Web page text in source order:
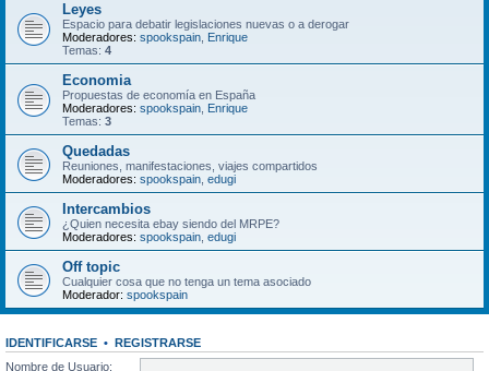
Leyes
Espacio para debatir legislaciones nuevas o a derogar
Moderadores: spookspain Enrique
Temas: 4
Economia
Propuestas de economía en España
Moderadores: spookspain Enrique
Temas: 3
Quedadas
Reuniones, manifestaciones, viajes compartidos
Moderadores: spookspain edugi
Intercambios
¿Quien necesita ebay siendo del MRPE?
Moderadores: spookspain edugi
Off topic
Cualquier cosa que no tenga un tema asociado
Moderador: spookspain
IDENTIFICARSE • REGISTRARSE
Nombre de Usuario: